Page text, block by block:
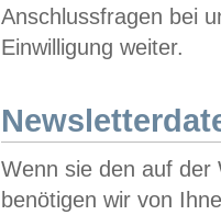
Anschlussfragen bei
Einwilligung weiter.
Wenn sie den auf der
benötigen wir von